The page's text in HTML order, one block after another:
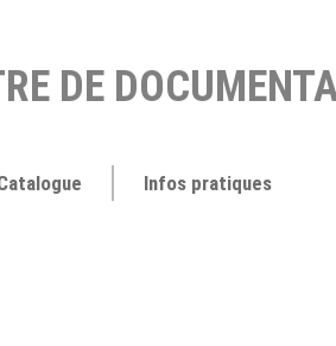
DE
Infos pratiques